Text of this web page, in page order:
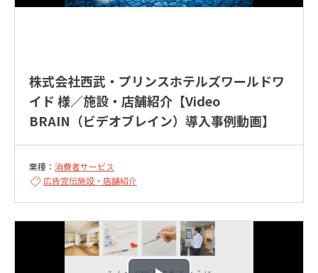
株式会社西武・プリンスホテルズワールドワ
イド 様／施設・店舗紹介【Video
BRAIN（ビデオブレイン）導入事例動画】
業種： 消費者サービス
広告宣伝施設・店舗紹介